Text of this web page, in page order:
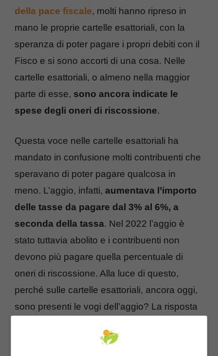
della pace fiscale, molti hanno ripreso in
mano le proprie cartelle esattoriali, con la
speranza di poter pagare i propri debiti con il
Fisco e si sono accorti di una cosa. Nelle
cartelle esattoriali, o almeno nella maggior
parte di esse, sono ancora indicate le
spese degli oneri di riscossione.
Questa voce nelle cartelle esattoriali ha
mandato in confusione molti contribuenti che
speravano di poter pagare qualcosa in
meno. L’aggio, infatti, aumentava l’importo
delle tasse da pagare dal 3% al 6%, a
seconda della tassa. Nel 2022 l’aggio è
stato tuttavia abolito e i contribuenti non
devono più pagare quella percentuale di
oneri di riscossione. Alla luce di questo,
perché sulle cartelle esattoriali, ancora oggi,
sono presenti le vogi dell’aggio? La risposta
Bilancio 2022 specifica che l’abolizione degli